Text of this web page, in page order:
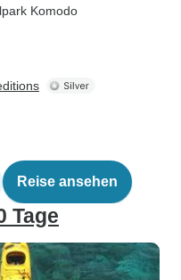
Komodo
Reise ansehen
Tage